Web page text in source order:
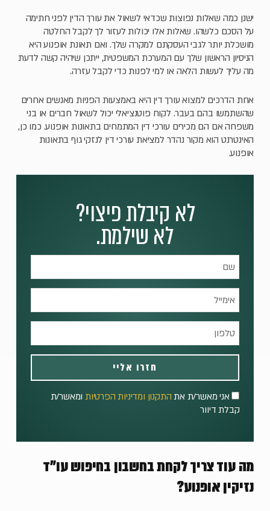
ישנן כמה שאלות נפוצות שכדאי לשאול את עורך הדין לפני חתימה
על הסכם כלשהו. שאלות אלו יכולות לעזור לך לקבל החלטה
מושכלת יותר לגבי העסקתם למקרה שלך. ואם תאונת אופנוע היא
הניסיון הראשון שלך עם המערכת המשפטית, ייתכן שיהיה קשה לדעת
מה עליך לעשות הלאה או למי לפנות כדי לקבל עזרה.
אחת הדרכים למצוא עורך דין היא באמצעות הפניות מאנשים אחרים
שהשתמשו בהם בעבר. לקוח פוטנציאלי יכול לשאול חברים או בני
משפחה אם הם מכירים עורכי דין המתמחים בתאונות אופנוע. כמו כן,
האינטרנט הוא מקור נהדר למציאת עורכי דין לנזקי גוף בתאונות
אופנוע.
לא קיבלת פיצוי?
לא שילמת.
אני מאשר/ת את התקנון ומדיניות הפרטיות ומאשר/ת
קבלת דיוור
חזרו אליי
מה עוד צריך לקחת בחשבון בחיפוש עו"ד
נזיקין אופנוע?